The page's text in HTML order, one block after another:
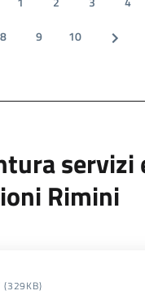
8 9 10
servizi
Rimini
(329KB)